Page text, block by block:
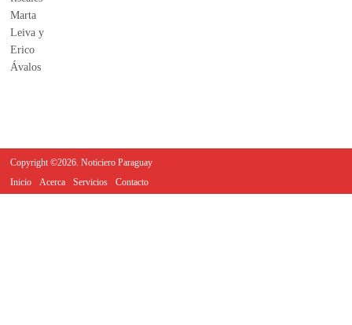
Copyright ©2026. Noticiero Paraguay
Inicio
Acerca Servicios Contacto